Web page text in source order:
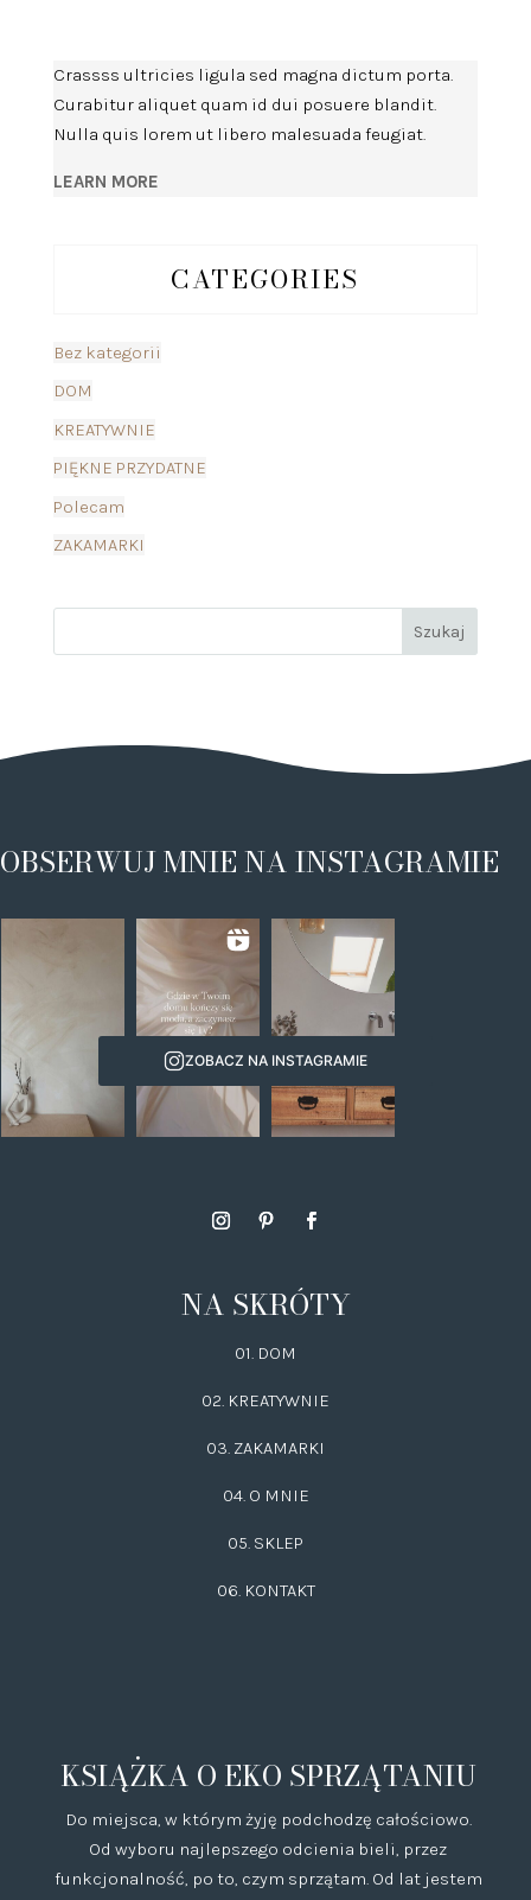
Crassss ultricies ligula sed magna dictum porta.
Curabitur aliquet quam id dui posuere blandit.
Nulla quis lorem ut libero malesuada feugiat.
LEARN MORE
CATEGORIES
Bez kategorii
DOM
KREATYWNIE
PIĘKNE PRZYDATNE
Polecam
ZAKAMARKI
OBSERWUJ MNIE NA INSTAGRAMIE
ZOBACZ NA INSTAGRAMIE
NA SKRÓTY
01. DOM
02. KREATYWNIE
03. ZAKAMARKI
04. O MNIE
05. SKLEP
06. KONTAKT
KSIĄŻKA O EKO SPRZĄTANIU
Do miejsca, w którym żyję podchodzę całościowo.
Od wyboru najlepszego odcienia bieli, przez
funkcjonalność, po to, czym sprzątam. Od lat jestem